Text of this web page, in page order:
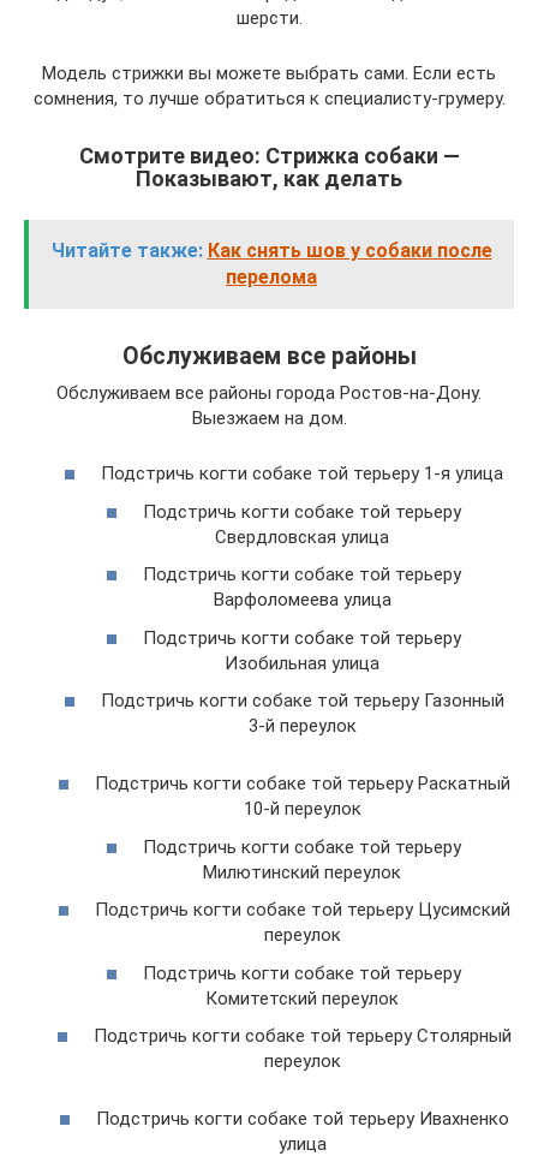
шерсти.
Модель стрижки вы можете выбрать сами. Если есть
сомнения, то лучше обратиться к специалисту-грумеру.
Смотрите видео: Стрижка собаки —
Показывают, как делать
Читайте также: Как снять шов у собаки после
перелома
Обслуживаем все районы
Обслуживаем все районы города Ростов-на-Дону.
Выезжаем на дом.
Подстричь когти собаке той терьеру 1-я улица
Подстричь когти собаке той терьеру
Свердловская улица
Подстричь когти собаке той терьеру
Варфоломеева улица
Подстричь когти собаке той терьеру
Изобильная улица
Подстричь когти собаке той терьеру Газонный
3-й переулок
Подстричь когти собаке той терьеру Раскатный
10-й переулок
Подстричь когти собаке той терьеру
Милютинский переулок
Подстричь когти собаке той терьеру Цусимский
переулок
Подстричь когти собаке той терьеру
Комитетский переулок
Подстричь когти собаке той терьеру Столярный
переулок
Подстричь когти собаке той терьеру Ивахненко
улица